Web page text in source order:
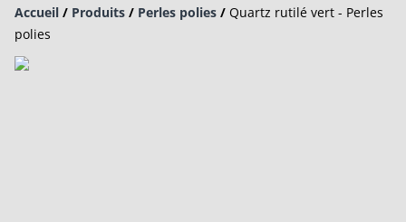
Accueil / Produits / Perles polies / Quartz rutilé vert - Perles
polies